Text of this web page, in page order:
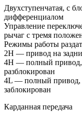
Двухступенчатая, с
дифференциалом
Управление
рычаг с тремя
Режимы работы
2H — привод на
4H — полный привод,
разблокирован
4L — полный привод,
заблокирован
Карданная передача